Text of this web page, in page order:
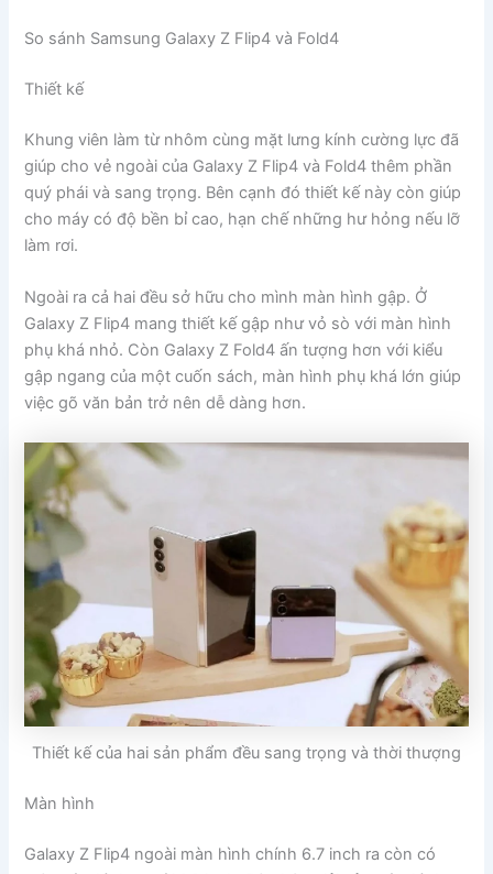
So sánh Samsung Galaxy Z Flip4 và Fold4
Thiết kế
Khung viên làm từ nhôm cùng mặt lưng kính cường lực đã
giúp cho vẻ ngoài của Galaxy Z Flip4 và Fold4 thêm phần
quý phái và sang trọng. Bên cạnh đó thiết kế này còn giúp
cho máy có độ bền bỉ cao, hạn chế những hư hỏng nếu lỡ
làm rơi.
Ngoài ra cả hai đều sở hữu cho mình màn hình gập. Ở
Galaxy Z Flip4 mang thiết kế gập như vỏ sò với màn hình
phụ khá nhỏ. Còn Galaxy Z Fold4 ấn tượng hơn với kiểu
gập ngang của một cuốn sách, màn hình phụ khá lớn giúp
việc gõ văn bản trở nên dễ dàng hơn.
Thiết kế của hai sản phẩm đều sang trọng và thời thượng
Màn hình
Galaxy Z Flip4 ngoài màn hình chính 6.7 inch ra còn có